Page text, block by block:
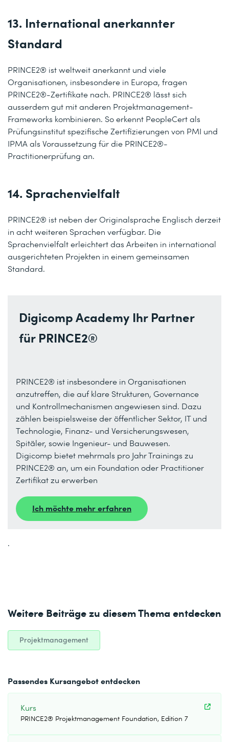
13. International anerkannter
Standard
PRINCE2® ist weltweit anerkannt und viele
Organisationen, insbesondere in Europa, fragen
PRINCE2®-Zertifikate nach. PRINCE2® lässt sich
ausserdem gut mit anderen Projektmanagement-
Frameworks kombinieren. So erkennt PeopleCert als
Prüfungsinstitut spezifische Zertifizierungen von PMI und
IPMA als Voraussetzung für die PRINCE2®-
Practitionerprüfung an.
14. Sprachenvielfalt
PRINCE2® ist neben der Originalsprache Englisch derzeit
in acht weiteren Sprachen verfügbar. Die
Sprachenvielfalt erleichtert das Arbeiten in international
ausgerichteten Projekten in einem gemeinsamen
Standard.
Digicomp Academy Ihr Partner
für PRINCE2®
PRINCE2® ist insbesondere in Organisationen
anzutreffen, die auf klare Strukturen, Governance
und Kontrollmechanismen angewiesen sind. Dazu
zählen beispielsweise der öffentlicher Sektor, IT und
Technologie, Finanz- und Versicherungswesen,
Spitäler, sowie Ingenieur- und Bauwesen.
Digicomp bietet mehrmals pro Jahr Trainings zu
PRINCE2® an, um ein Foundation oder Practitioner
Zertifikat zu erwerben
Ich möchte mehr erfahren
.
Weitere Beiträge zu diesem Thema entdecken
Projektmanagement
Passendes Kursangebot entdecken
Kurs
PRINCE2® Projektmanagement Foundation, Edition 7